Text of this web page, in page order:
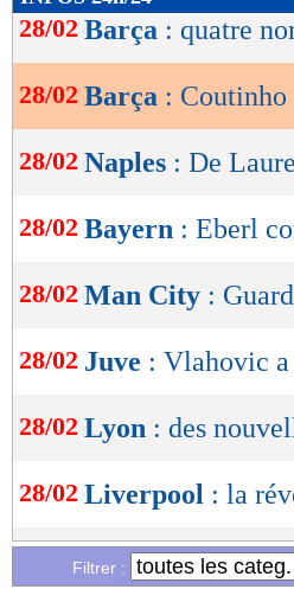
de
OK
28/02 Barça : quatre
28/02 Barça : Coutinho
28/02 Naples : De
28/02 Bayern : Eberl
28/02 Man City :
28/02 Juve : Vlahovic a
28/02 Lyon : des
28/02 Liverpool : la
Liste des brèves
Filtrer :